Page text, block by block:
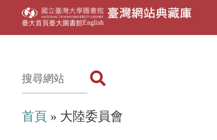
臺大首頁臺大圖書館English
首頁 » 大陸委員會